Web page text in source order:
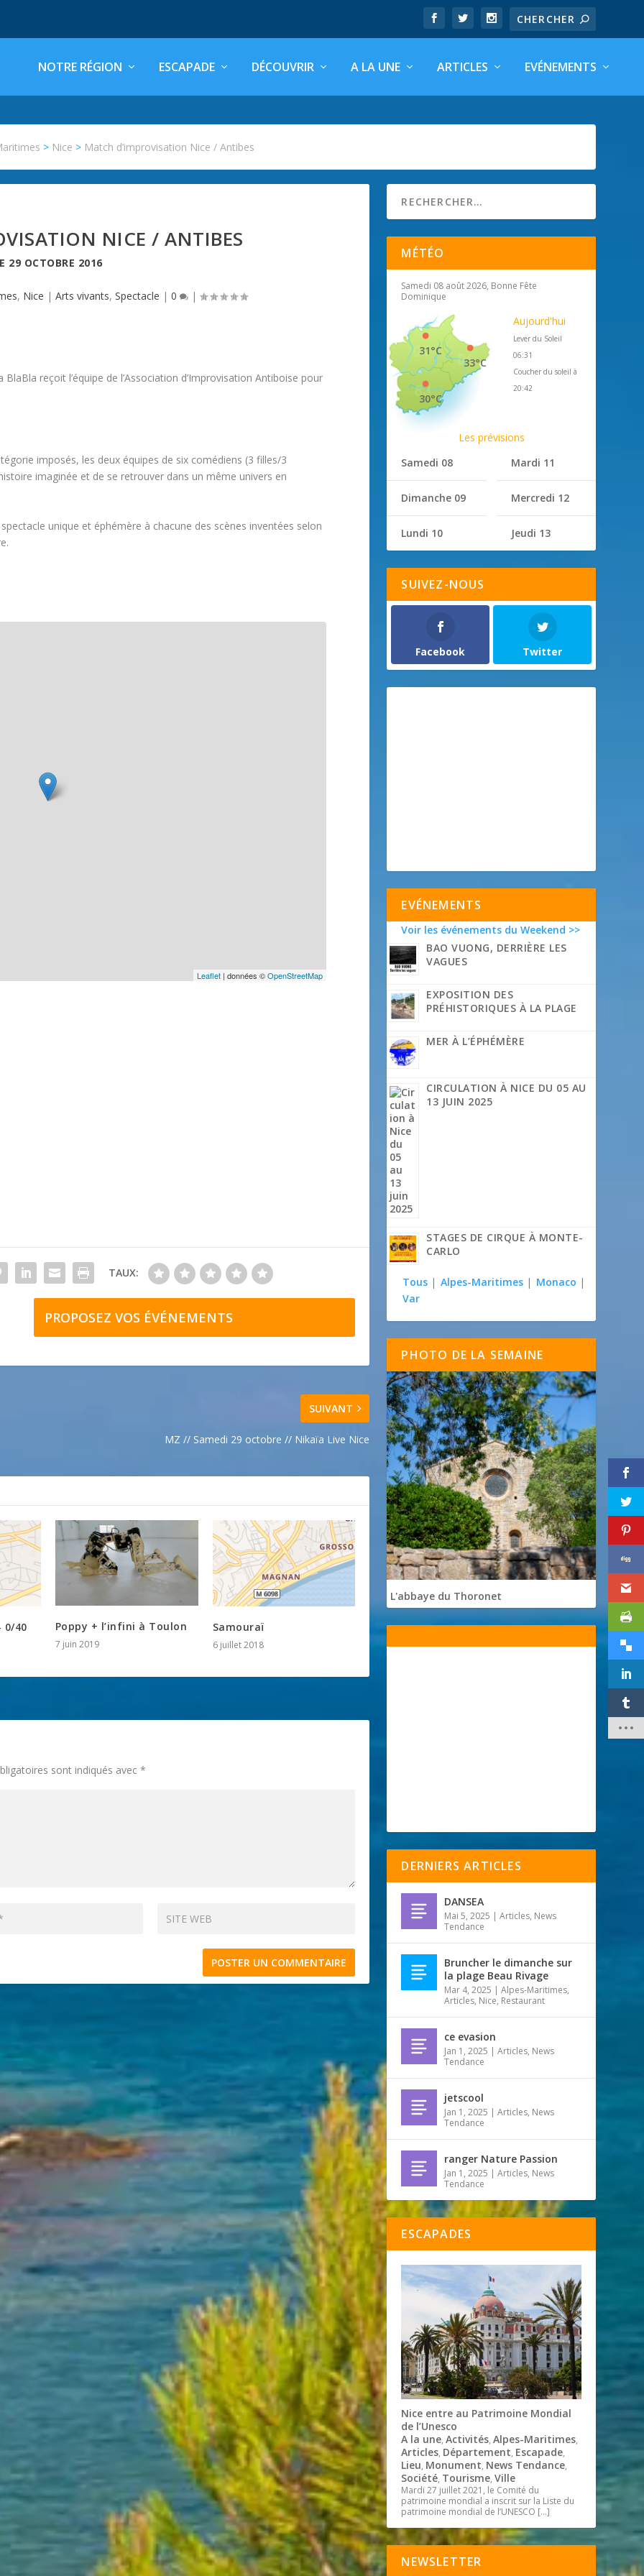
NOTRE RÉGION ESCAPADE DÉCOUVRIR A LA UNE ARTICLES EVÉNEMENTS
> Nice > Match d’improvisation Nice / Antibes
NICE / ANTIBES
29 OCTOBRE 2016
, Nice | Arts vivants, Spectacle | 0 |
reçoit l’équipe de l’Association d’Improvisation Antiboise pour
imposés, les deux équipes de six comédiens (3 filles/3
imaginée et de se retrouver dans un même univers en
unique et éphémère à chacune des scènes inventées selon
Leaflet | données ©OpenStreetMap
TAUX:
PROPOSEZ VOS ÉVÉNEMENTS
SUIVANT
MZ // Samedi 29 octobre // Nikaïa Live Nice
0/40 Poppy + l’infini à Toulon
7 juin 2019
Samouraï
6 juillet 2018
sont indiqués avec*
MÉTÉO
Samedi 08 août 2026, Bonne Fête
Dominique
33°C
31°C
30°C
Aujourd'hui
Lever du Soleil
06:31
Coucher du soleil à
20:42
Les prévisions
Samedi 08
Dimanche 09
Lundi 10
Mardi 11
Mercredi 12
Jeudi 13
SUIVEZ-NOUS
Facebook Twitter
EVÉNEMENTS
Voir les événements du Weekend >>
BAO VUONG, DERRIÈRE LES
VAGUES
EXPOSITION DES
PRÉHISTORIQUES À LA PLAGE
MER À L’ÉPHÉMÈRE
CIRCULATION À NICE DU 05 AU
13 JUIN 2025
STAGES DE CIRQUE À MONTE-
CARLO
Tous | Alpes-Maritimes | Monaco |
Var
PHOTO DE LA SEMAINE
L'abbaye du Thoronet
DERNIERS ARTICLES
DANSEA
Mai 5, 2025 |Articles, News
Tendance
Bruncher le dimanche sur
la plage Beau Rivage
Mar 4, 2025 |Alpes-Maritimes,
Articles, Nice, Restaurant
ce evasion
Jan 1, 2025 |Articles, News
Tendance
jetscool
Jan 1, 2025 |Articles, News
Tendance
ranger Nature Passion
Jan 1, 2025 |Articles, News
Tendance
ESCAPADES
Nice entre au Patrimoine Mondial
de l’Unesco
A la une,Activités,Alpes-Maritimes,
Articles, Département, Escapade,
Lieu, Monument, News Tendance,
Société, Tourisme,Ville
Mardi 27 juillet 2021, le Comité du
patrimoine mondial a inscrit sur la Liste du
patrimoine mondial de l’UNESCO […]
NEWSLETTER